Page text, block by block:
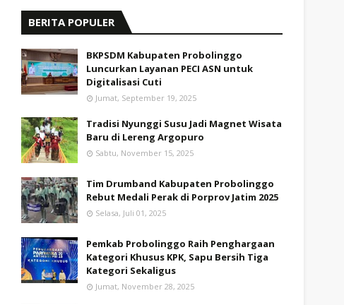
BERITA POPULER
BKPSDM Kabupaten Probolinggo
Luncurkan Layanan PECI ASN untuk
Digitalisasi Cuti
Jumat, September 19, 2025
Tradisi Nyunggi Susu Jadi Magnet Wisata
Baru di Lereng Argopuro
Sabtu, November 15, 2025
Tim Drumband Kabupaten Probolinggo
Rebut Medali Perak di Porprov Jatim 2025
Selasa, Juli 01, 2025
Pemkab Probolinggo Raih Penghargaan
Kategori Khusus KPK, Sapu Bersih Tiga
Kategori Sekaligus
Jumat, November 28, 2025